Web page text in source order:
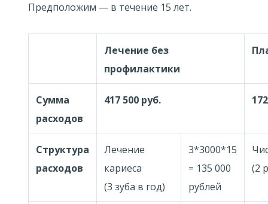
Предположим — в течение 15 лет.
Лечение без
профилактики
Сумма
расходов
417 500 руб.
Структура
расходов
Лечение
кариеса
(3 зуба в год)
3*3000*15
= 135 000
рублей
(2